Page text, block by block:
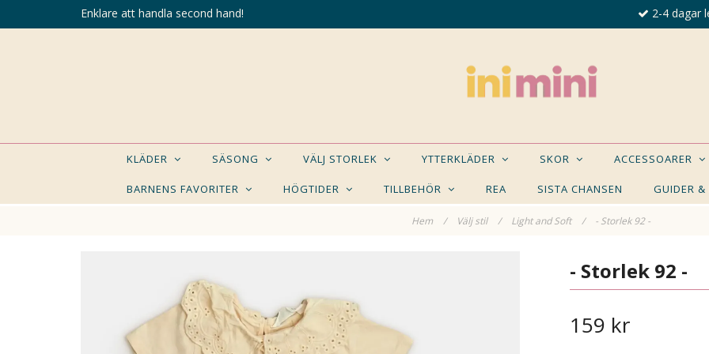
Enklare att handla second hand! 2-4 dagar
KLÄDER SÄSONG VÄLJ STORLEK YTTERKLÄDER SKOR ACCESSOARER
BARNENS FAVORITER HÖGTIDER TILLBEHÖR REA SISTA CHANSEN GUIDER &
Hem / Välj stil / Light and Soft / - Storlek 92 -
KANSKE NÅGON AV DESSA PRODUKTER KAN- Storlek 92 -
159 kr